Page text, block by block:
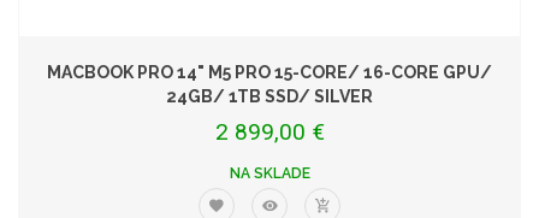
MACBOOK PRO 14" M5 PRO 15-CORE/ 16-CORE GPU/
24GB/ 1TB SSD/ SILVER
2 899,00 €
NA SKLADE